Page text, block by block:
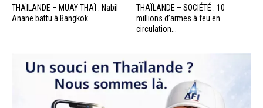
THAÏLANDE – MUAY THAÏ : Nabil
Anane battu à Bangkok
THAÏLANDE – SOCIÉTÉ : 10
millions d’armes à feu en
circulation...